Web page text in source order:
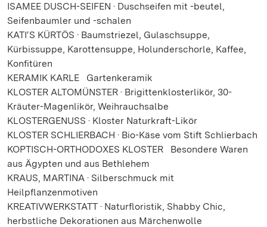
ISAMEE DUSCH-SEIFEN · Duschseifen mit -beutel,
Seifenbaumler und -schalen
KATI‘S KÜRTÖS · Baumstriezel, Gulaschsuppe,
Kürbissuppe, Karottensuppe, Holunderschorle, Kaffee,
Konfitüren
KERAMIK KARLE Gartenkeramik
KLOSTER ALTOMÜNSTER · Brigittenklosterlikör, 30-
Kräuter-Magenlikör, Weihrauchsalbe
KLOSTERGENUSS · Kloster Naturkraft-Likör
KLOSTER SCHLIERBACH · Bio-Käse vom Stift Schlierbach
KOPTISCH-ORTHODOXES KLOSTER Besondere Waren
aus Ägypten und aus Bethlehem
KRAUS, MARTINA · Silberschmuck mit
Heilpflanzenmotiven
KREATIVWERKSTATT · Naturfloristik, Shabby Chic,
herbstliche Dekorationen aus Märchenwolle